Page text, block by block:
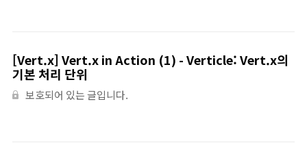
[Vert.x] Vert.x in Action (1) - Verticle: Vert.x의
기본 처리 단위
보호되어 있는 글입니다.